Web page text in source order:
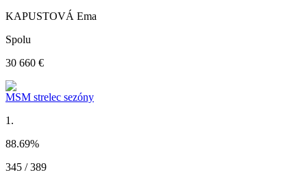
KAPUSTOVÁ Ema
Spolu
30 660 €
MSM strelec sezóny
1.
88.69%
345 / 389